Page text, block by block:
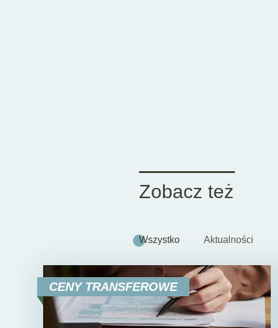
Zobacz też
Wszystko Aktualności
CENY TRANSFEROWE